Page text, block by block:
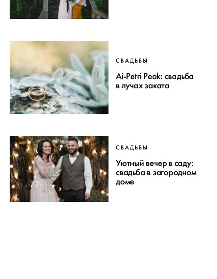
СВАДЬБЫ
Ai-Petri Peak: свадьба
в лучах заката
СВАДЬБЫ
Уютный вечер в саду:
свадьба в загородном
доме